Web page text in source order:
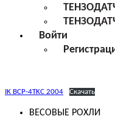
Войти
IK BCP-4TKC 2004 Скачать
ВЕСОВЫЕ РОХЛИ